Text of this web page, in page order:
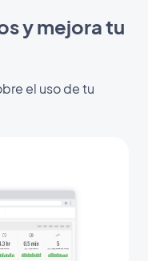
y mejora tu
el uso de tu